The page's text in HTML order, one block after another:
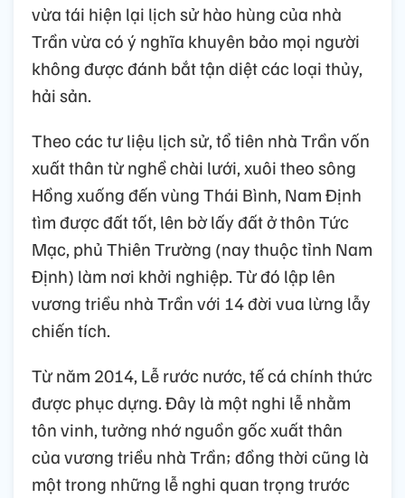
vừa tái hiện lại lịch sử hào hùng của nhà
Trần vừa có ý nghĩa khuyên bảo mọi người
không được đánh bắt tận diệt các loại thủy,
hải sản.
Theo các tư liệu lịch sử, tổ tiên nhà Trần vốn
xuất thân từ nghề chài lưới, xuôi theo sông
Hồng xuống đến vùng Thái Bình, Nam Định
tìm được đất tốt, lên bờ lấy đất ở thôn Tức
Mạc, phủ Thiên Trường (nay thuộc tỉnh Nam
Định) làm nơi khởi nghiệp. Từ đó lập lên
vương triều nhà Trần với 14 đời vua lừng lẫy
chiến tích.
Từ năm 2014, Lễ rước nước, tế cá chính thức
được phục dựng. Đây là một nghi lễ nhằm
tôn vinh, tưởng nhớ nguồn gốc xuất thân
của vương triều nhà Trần; đồng thời cũng là
một trong những lễ nghi quan trọng trước